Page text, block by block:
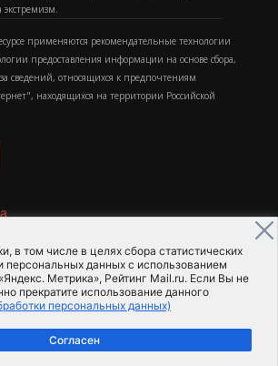
в том числе в целях сбора статистических
персональных данных с использованием
Метрика», Рейтинг Mail.ru. Если Вы не
прекратите использование данного
персональных данных)
Согласен
применяются рекомендательные технологии
предоставления информации на основе сбора,
сведений, относящихся к предпочтениям
находящихся на территории Российской
агентство МедиаПоток
издании
Пользовательское соглашение
персональных данных